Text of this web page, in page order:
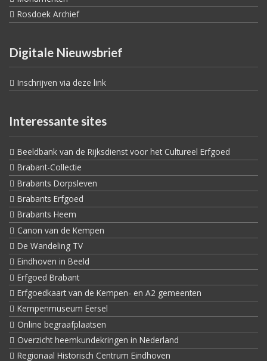
Rosdoek Archief
Digitale Nieuwsbrief
Inschrijven via deze link
Interessante sites
Beeldbank van de Rijksdienst voor het Cultureel Erfgoed
Brabant-Collectie
Brabants Dorpsleven
Brabants Erfgoed
Brabants Heem
Canon van de Kempen
De Wandeling TV
Eindhoven in Beeld
Erfgoed Brabant
Erfgoedkaart van de Kempen- en A2 gemeenten
Kempenmuseum Eersel
Online begraafplaatsen
Overzicht heemkundekringen in Nederland
Regionaal Historisch Centrum Eindhoven